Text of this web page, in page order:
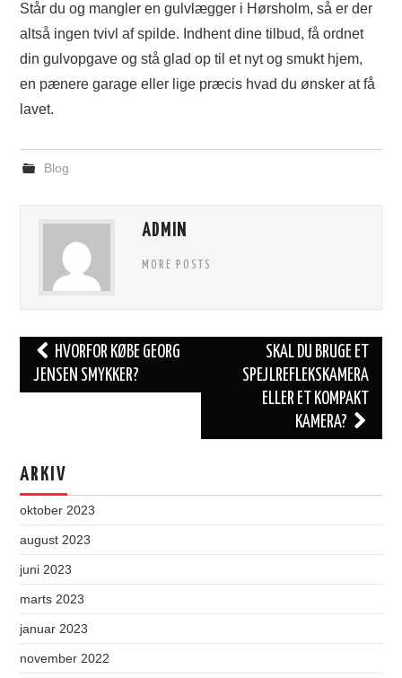
Står du og mangler en gulvlægger i Hørsholm, så er der
altså ingen tvivl af spilde. Indhent dine tilbud, få ordnet
din gulvopgave og stå glad op til et nyt og smukt hjem,
en pænere garage eller lige præcis hvad du ønsker at få
lavet.
Blog
ADMIN
MORE POSTS
Post
navigation
HVORFOR KØBE GEORG
JENSEN SMYKKER?
SKAL DU BRUGE ET
SPEJLREFLEKSKAMERA
ELLER ET KOMPAKT
KAMERA?
ARKIV
oktober 2023
august 2023
juni 2023
marts 2023
januar 2023
november 2022